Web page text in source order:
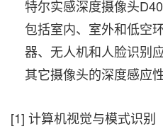
特尔实感深度摄像头
包括室内、室外和低空
器、无人机和人脸识别
其它摄像头的深度感应
[1] 计算机视觉与模式识别